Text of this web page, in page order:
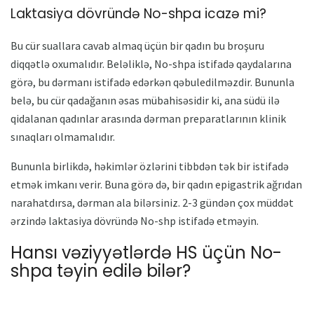
Laktasiya dövründə No-shpa icazə mi?
Bu cür suallara cavab almaq üçün bir qadın bu broşuru
diqqətlə oxumalıdır. Beləliklə, No-shpa istifadə qaydalarına
görə, bu dərmanı istifadə edərkən qəbuledilməzdir. Bununla
belə, bu cür qadağanın əsas mübahisəsidir ki, ana südü ilə
qidalanan qadınlar arasında dərman preparatlarının klinik
sınaqları olmamalıdır.
Bununla birlikdə, həkimlər özlərini tibbdən tək bir istifadə
etmək imkanı verir. Buna görə də, bir qadın epigastrik ağrıdan
narahatdırsa, dərman ala bilərsiniz. 2-3 gündən çox müddət
ərzində laktasiya dövründə No-shp istifadə etməyin.
Hansı vəziyyətlərdə HS üçün No-
shpa təyin edilə bilər?